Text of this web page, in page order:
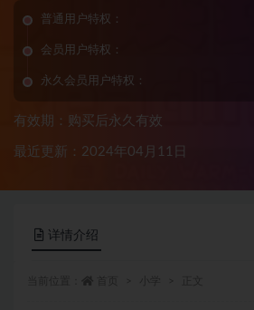
普通用户特权：
会员用户特权：
永久会员用户特权：
有效期：购买后永久有效
最近更新：2024年04月11日
详情介绍